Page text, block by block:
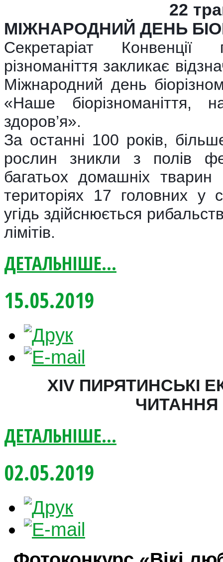
22
МІЖНАРОДНИЙ ДЕНЬ
Секретаріат Конвенції
різноманіття закликає
Міжнародний день
«Наше
здоров’я».
За останні 100 років,
рослин зникли з полів
багатьох домашніх
територіях 17 головних у
угідь здійснюється
лімітів.
ДЕТАЛЬНІШЕ...
15.05.2019
ХІV ПИРЯТИНСЬКІ
ЧИТАННЯ
ДЕТАЛЬНІШЕ...
02.05.2019